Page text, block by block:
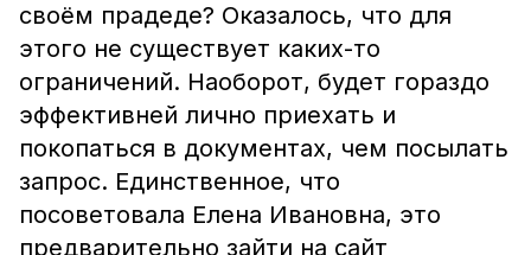
своём прадеде? Оказалось, что для
этого не существует каких-то
ограничений. Наоборот, будет гораздо
эффективней лично приехать и
покопаться в документах, чем посылать
запрос. Единственное, что
посоветовала Елена Ивановна, это
предварительно зайти на сайт